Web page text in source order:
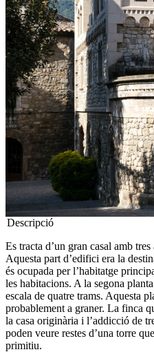
Descripció
Es tracta d’un gran casal amb
Aquesta part d’edifici era la
és ocupada per l’habitatge
les habitacions. A la segona
escala de quatre trams. Aquesta
probablement a graner. La finca
la casa originària i l’addicció de
poden veure restes d’una torre
primitiu.